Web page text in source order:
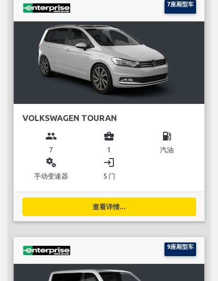
7座厢型车
VOLKSWAGEN TOURAN
group
7
business_center
1
local_gas_station
汽油
miscellaneous_services
手动变速器
login
5 门
查看详情...
9座厢型车